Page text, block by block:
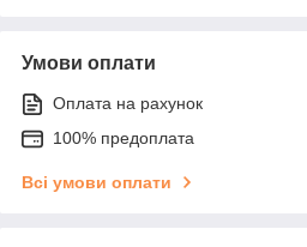
Умови оплати
Оплата на рахунок
100% предоплата
Всі умови оплати